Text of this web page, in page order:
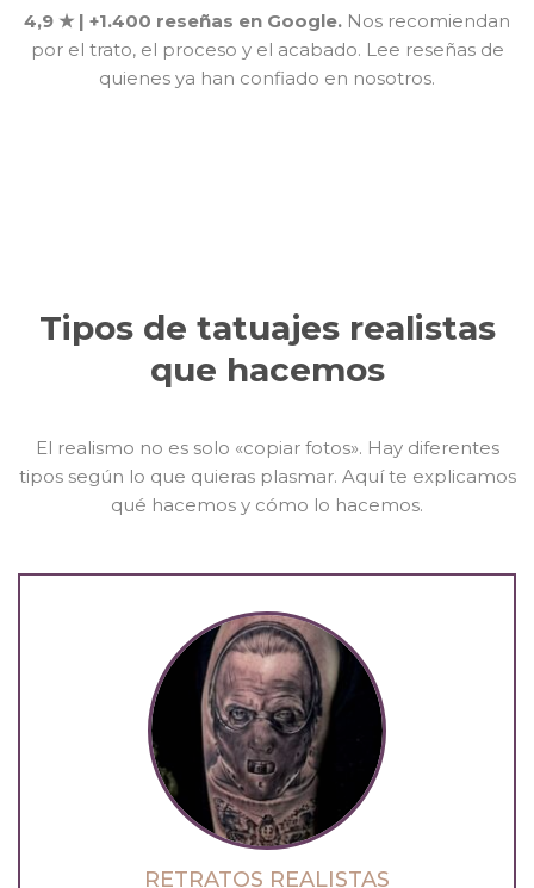
4,9 ★ | +1.400 reseñas en Google. Nos recomiendan
por el trato, el proceso y el acabado. Lee reseñas de
quienes ya han confiado en nosotros.
Tipos de tatuajes realistas
que hacemos
El realismo no es solo «copiar fotos». Hay diferentes
tipos según lo que quieras plasmar. Aquí te explicamos
qué hacemos y cómo lo hacemos.
RETRATOS REALISTAS